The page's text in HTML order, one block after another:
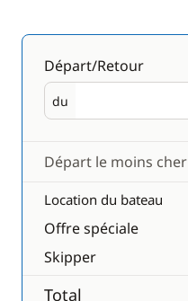
Départ/Retour
du
Départ
Départ le moins cher
Location du bateau
Offre spéciale
Skipper
Total